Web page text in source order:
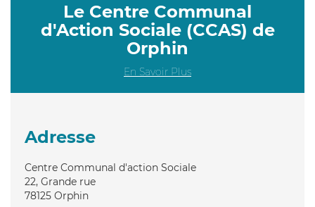
Le Centre Communal
d'Action Sociale (CCAS) de
Orphin
En Savoir Plus
Adresse
Centre Communal d'action Sociale
22, Grande rue
78125 Orphin